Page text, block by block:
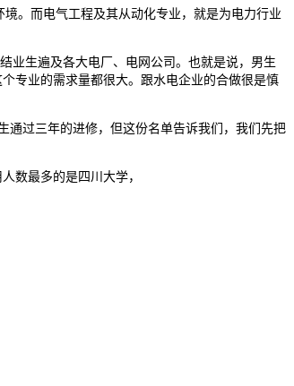
。而电气工程及其从动化专业，就是为电力行业
生遍及各大电厂、电网公司。也就是说，男生
专业的需求量都很大。跟水电企业的合做很是慎
过三年的进修，但这份名单告诉我们，我们先把
数最多的是四川大学，